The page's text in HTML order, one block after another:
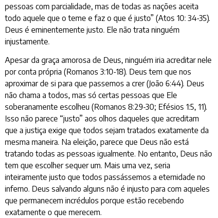
pessoas com parcialidade, mas de todas as nações aceita
todo aquele que o teme e faz o que é justo” (Atos 10: 34-35).
Deus é eminentemente justo. Ele não trata ninguém
injustamente.
Apesar da graça amorosa de Deus, ninguém iria acreditar nele
por conta própria (Romanos 3:10-18). Deus tem que nos
aproximar de si para que passemos a crer (João 6:44). Deus
não chama a todos, mas só certas pessoas que Ele
soberanamente escolheu (Romanos 8:29-30; Efésios 1:5, 11).
Isso não parece “justo” aos olhos daqueles que acreditam
que a justiça exige que todos sejam tratados exatamente da
mesma maneira. Na eleição, parece que Deus não está
tratando todas as pessoas igualmente. No entanto, Deus não
tem que escolher sequer um. Mais uma vez, seria
inteiramente justo que todos passássemos a eternidade no
inferno. Deus salvando alguns não é injusto para com aqueles
que permanecem incrédulos porque estão recebendo
exatamente o que merecem.